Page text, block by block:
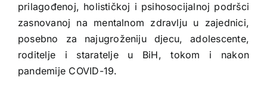
prilagođenoj, holističkoj i psihosocijalnoj podršci
zasnovanoj na mentalnom zdravlju u zajednici,
posebno za najugroženiju djecu, adolescente,
roditelje i staratelje u BiH, tokom i nakon
pandemije COVID-19.